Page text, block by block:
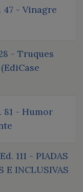
47 - Vinagre
- Truques
81 - Humor
111 - PIADAS
E INCLUSIVAS